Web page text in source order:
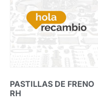
PASTILLAS DE FRENO
RH